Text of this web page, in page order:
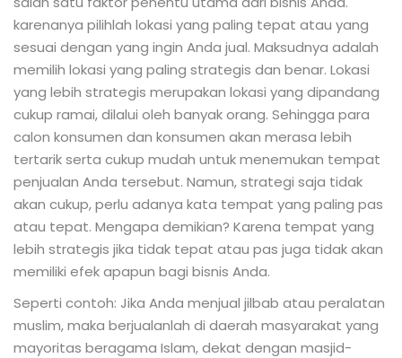
karenanya pilihlah lokasi yang paling tepat atau yang
sesuai dengan yang ingin Anda jual. Maksudnya adalah
memilih lokasi yang paling strategis dan benar. Lokasi
yang lebih strategis merupakan lokasi yang dipandang
cukup ramai, dilalui oleh banyak orang. Sehingga para
calon konsumen dan konsumen akan merasa lebih
tertarik serta cukup mudah untuk menemukan tempat
penjualan Anda tersebut. Namun, strategi saja tidak
akan cukup, perlu adanya kata tempat yang paling pas
atau tepat. Mengapa demikian? Karena tempat yang
lebih strategis jika tidak tepat atau pas juga tidak akan
memiliki efek apapun bagi bisnis Anda.
Seperti contoh: Jika Anda menjual jilbab atau peralatan
muslim, maka berjualanlah di daerah masyarakat yang
mayoritas beragama Islam, dekat dengan masjid-